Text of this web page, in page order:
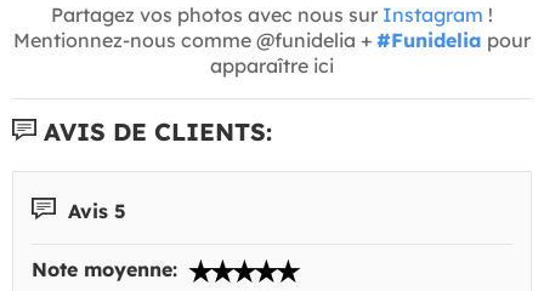
Partagez vos photos avec nous sur Instagram !
Mentionnez-nous comme @funidelia + #Funidelia pour
apparaître ici
AVIS DE CLIENTS:
Avis 5
Note moyenne: